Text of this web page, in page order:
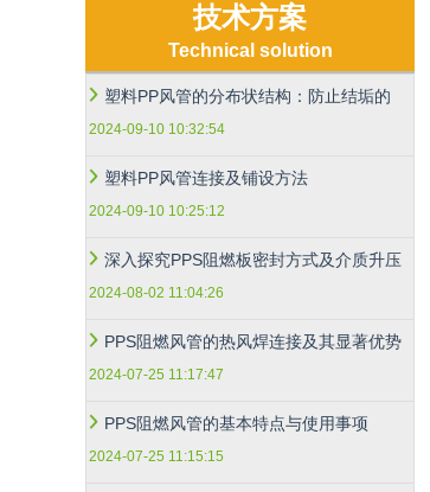
技术方案
Technical solution
塑料PP风管的分布状结构：防止结垢的
2024-09-10 10:32:54
塑料PP风管连接及铺设方法
2024-09-10 10:25:12
深入探究PPS阻燃板密封方式及介质升压
2024-08-02 11:04:26
PPS阻燃风管的热风焊连接及其显著优势
2024-07-25 11:17:47
PPS阻燃风管的基本特点与使用事项
2024-07-25 11:15:15